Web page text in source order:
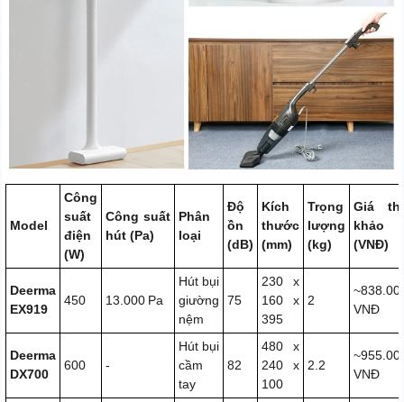
Model
Công
suất
điện
(W)
Công suất
hút (Pa)
Phân
loại
Độ
ồn
(dB)
Kích
thước
(mm)
Trọng
lượng
(kg)
Giá
khảo
(VNĐ)
Deerma
EX919
450 13.000 Pa
Hút bụi
giường
nệm
75
230 x
160 x
395
2
VNĐ
Deerma
DX700
600 -
Hút bụi
cầm
tay
82
480 x
240 x
100
2.2
VNĐ